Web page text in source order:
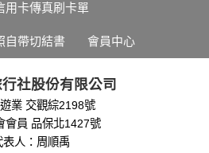
或說明文字呈現，除供內部研究
數據及說明文字，但不涉及特定個
令之特別規定，本網站絕不會將您
使用於蒐集目的以外之其他用途。
用本網站相關產品、服務、活動或
個人識別資料，本網站也可以從商
用卡傳真刷卡單
自帶切結書 會員中心
社股份有限公司
業 交觀綜2198號
會員 品保北1427號
表人：周順禹